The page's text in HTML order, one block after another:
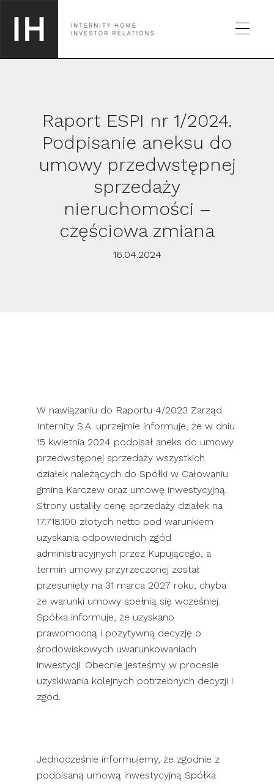
SPÓŁKA
GIEŁDA
RAPORTY
KALENDARZ
Raport ESPI nr 1/2024.
Podpisanie aneksu do
umowy przedwstępnej
sprzedaży
nieruchomości –
częściowa zmiana
16.04.2024
W nawiązaniu do Raportu 4/2023 Zarząd
Internity S.A. uprzejmie informuje, że w dniu
15 kwietnia 2024 podpisał aneks do umowy
przedwstępnej sprzedaży wszystkich
działek należących do Spółki w Całowaniu
gmina Karczew oraz umowę inwestycyjną.
Strony ustaliły cenę sprzedaży działek na
17.718.100 złotych netto pod warunkiem
uzyskania odpowiednich zgód
administracyjnych przez Kupującego, a
termin umowy przyrzeczonej został
przesunięty na 31 marca 2027 roku, chyba
że warunki umowy spełnią się wcześniej.
Spółka informuje, że uzyskano
prawomocną i pozytywną decyzję o
środowiskowych uwarunkowaniach
inwestycji. Obecnie jesteśmy w procesie
uzyskiwania kolejnych potrzebnych decyzji i
zgód.
Jednocześnie informujemy, że zgodnie z
podpisaną umową inwestycyjną Spółka